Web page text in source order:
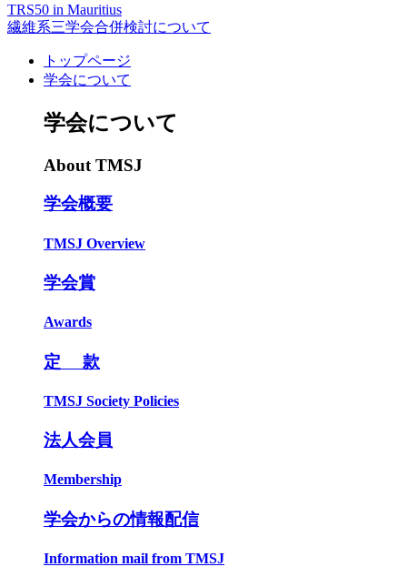
TRS50 in Mauritius
繊維系三学会合併検討について
トップページ
学会について
学会について
About TMSJ
学会概要
TMSJ Overview
学会賞
Awards
定 款
TMSJ Society Policies
法人会員
Membership
学会からの情報配信
Information mail from TMSJ